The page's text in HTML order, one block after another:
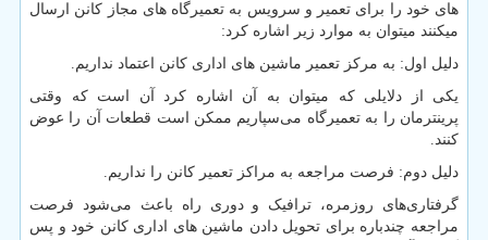
های خود را برای تعمیر و سرویس به تعمیرگاه های مجاز کانن ارسال
میکنند میتوان به موارد زیر اشاره کرد:
دلیل اول:‌ به مرکز تعمیر ماشین های اداری کانن اعتماد نداریم.
یکی از دلایلی که میتوان به آن اشاره کرد آن است که وقتی
پرینترمان را به تعمیرگاه می‌سپاریم ممکن است قطعات آن را عوض
کنند.
دلیل دوم: فرصت مراجعه به مراکز تعمیر کانن را نداریم.
گرفتاری‌های روزمره، ترافیک و دوری راه باعث می‌شود فرصت
مراجعه چندباره برای تحویل دادن ماشین های اداری کانن خود و پس